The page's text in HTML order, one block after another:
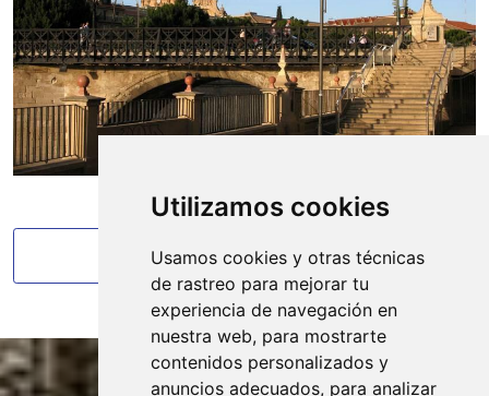
Utilizamos cookies
Usamos cookies y otras técnicas
de rastreo para mejorar tu
experiencia de navegación en
nuestra web, para mostrarte
contenidos personalizados y
anuncios adecuados, para analizar
VOLVER A LOS ALREDEDORES